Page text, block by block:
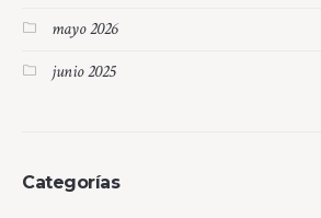
mayo 2026
junio 2025
Categorías